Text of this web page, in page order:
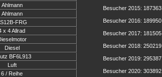
Ahlmann
Ahlmann
FRG
x 4 Allrad
Diesel
BF6L913
Luft
6 / Reihe
Besucher 2015: 187363
Besucher 2016: 189950
Besucher 2017: 181505
Besucher 2018: 250219
Besucher 2019: 295387
Besucher 2020: 303892